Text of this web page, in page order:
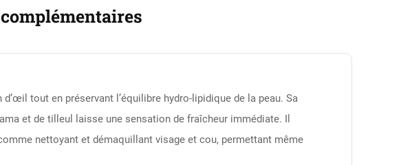
tout en préservant l’équilibre hydro-lipidique de la peau. Sa
et de tilleul laisse une sensation de fraîcheur immédiate. Il
nettoyant et démaquillant visage et cou, permettant même